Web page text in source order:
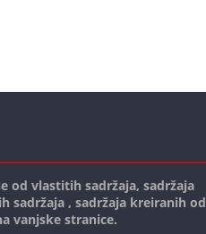
od vlastitih sadržaja, sadržaja
sadržaja , sadržaja kreiranih od
vanjske stranice.